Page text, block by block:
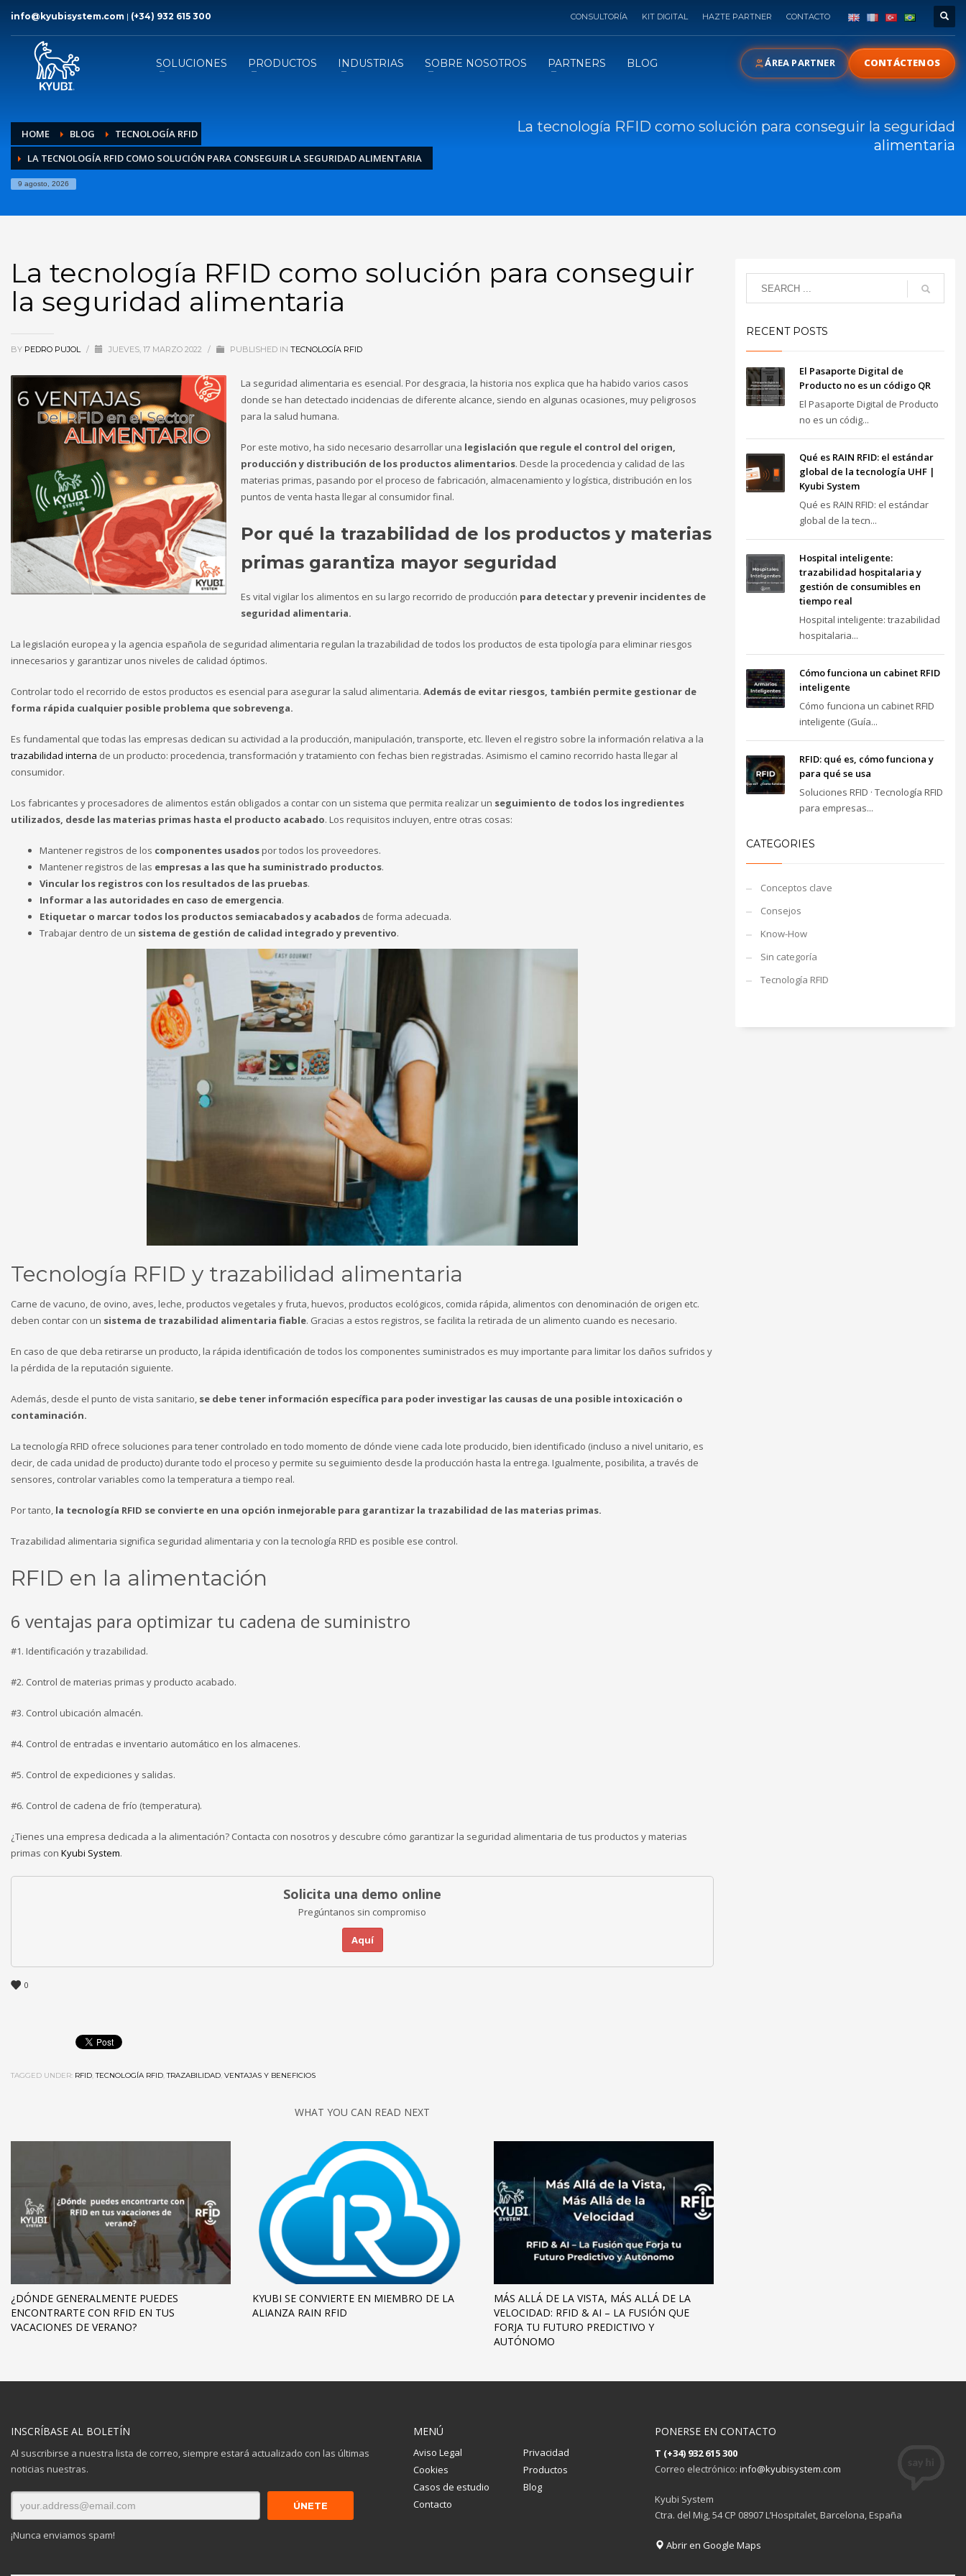
info@kyubisystem.com | (+34) 932 615 300 CONSULTORÍA KIT DIGITAL HAZTE PARTNER CONTACTO
SOLUCIONES PRODUCTOS INDUSTRIAS SOBRE NOSOTROS PARTNERS BLOG ÁREA PARTNER CONTÁCTENOS
HOME BLOG
TECNOLOGÍA RFID
LA TECNOLOGÍA RFID COMO SOLUCIÓN PARA CONSEGUIR LA SEGURIDAD ALIMENTARIA
9 agosto, 2026
La tecnología RFID como solución para conseguir la seguridad
alimentaria
La tecnología RFID como solución para conseguir
la seguridad alimentaria
BY PEDRO PUJOL / JUEVES, 17 MARZO 2022 / PUBLISHED IN TECNOLOGÍA RFID
La seguridad alimentaria es esencial. Por desgracia, la historia nos explica que ha habido varios casos
donde se han detectado incidencias de diferente alcance, siendo en algunas ocasiones, muy peligrosos
para la salud humana.
Por este motivo, ha sido necesario desarrollar una legislación que regule el control del origen,
producción y distribución de los productos alimentarios. Desde la procedencia y calidad de las
materias primas, pasando por el proceso de fabricación, almacenamiento y logística, distribución en los
puntos de venta hasta llegar al consumidor final.
Por qué la trazabilidad de los productos y materias
primas garantiza mayor seguridad
Es vital vigilar los alimentos en su largo recorrido de producción para detectar y prevenir incidentes de
seguridad alimentaria.
La legislación europea y la agencia española de seguridad alimentaria regulan la trazabilidad de todos los productos de esta tipología para eliminar riesgos
innecesarios y garantizar unos niveles de calidad óptimos.
Controlar todo el recorrido de estos productos es esencial para asegurar la salud alimentaria. Además de evitar riesgos, también permite gestionar de
forma rápida cualquier posible problema que sobrevenga.
Es fundamental que todas las empresas dedican su actividad a la producción, manipulación, transporte, etc. lleven el registro sobre la información relativa a la
trazabilidad interna de un producto: procedencia, transformación y tratamiento con fechas bien registradas. Asimismo el camino recorrido hasta llegar al
consumidor.
Los fabricantes y procesadores de alimentos están obligados a contar con un sistema que permita realizar un seguimiento de todos los ingredientes
utilizados, desde las materias primas hasta el producto acabado. Los requisitos incluyen, entre otras cosas:
Mantener registros de los componentes usadospor todos los proveedores.
Mantener registros de las empresas a las que ha suministrado productos.
Vincular los registros con los resultados de las pruebas.
Informar a las autoridades en caso de emergencia.
Etiquetar o marcar todos los productos semiacabados y acabados de forma adecuada.
Trabajar dentro de un sistema de gestión de calidad integrado y preventivo.
Tecnología RFID y trazabilidad alimentaria
Carne de vacuno, de ovino, aves, leche, productos vegetales y fruta, huevos, productos ecológicos, comida rápida, alimentos con denominación de origen etc.
deben contar con un sistema de trazabilidad alimentaria fiable. Gracias a estos registros, se facilita la retirada de un alimento cuando es necesario.
En caso de que deba retirarse un producto, la rápida identificación de todos los componentes suministrados es muy importante para limitar los daños sufridos y
la pérdida de la reputación siguiente.
Además, desde el punto de vista sanitario, se debe tener información específica para poder investigar las causas de una posible intoxicación o
contaminación.
La tecnología RFID ofrece soluciones para tener controlado en todo momento de dónde viene cada lote producido, bien identificado (incluso a nivel unitario, es
decir, de cada unidad de producto) durante todo el proceso y permite su seguimiento desde la producción hasta la entrega. Igualmente, posibilita, a través de
sensores, controlar variables como la temperatura a tiempo real.
Por tanto, la tecnología RFID se convierte en una opción inmejorable para garantizar la trazabilidad de las materias primas.
Trazabilidad alimentaria significa seguridad alimentaria y con la tecnología RFID es posible ese control.
RFID en la alimentación
6 ventajas para optimizar tu cadena de suministro
#1. Identificación y trazabilidad.
#2. Control de materias primas y producto acabado.
#3. Control ubicación almacén.
#4. Control de entradas e inventario automático en los almacenes.
#5. Control de expediciones y salidas.
#6. Control de cadena de frío (temperatura).
¿Tienes una empresa dedicada a la alimentación? Contacta con nosotros y descubre cómo garantizar la seguridad alimentaria de tus productos y materias
primas con Kyubi System.
Solicita una demo online
Pregúntanos sin compromiso
Aquí
0
TAGGED UNDER: RFID,TECNOLOGÍA RFID,TRAZABILIDAD, VENTAJAS Y BENEFICIOS
WHAT YOU CAN READ NEXT
¿DÓNDE GENERALMENTE PUEDES
ENCONTRARTE CON RFID EN TUS
VACACIONES DE VERANO?
KYUBI SE CONVIERTE EN MIEMBRO DE LA
ALIANZA RAIN RFID
MÁS ALLÁ DE LA VISTA, MÁS ALLÁ DE LA
VELOCIDAD: RFID & AI – LA FUSIÓN QUE
FORJA TU FUTURO PREDICTIVO Y
AUTÓNOMO
RECENT POSTS
El Pasaporte Digital de
Producto no es un código QR
El Pasaporte Digital de Producto
no es un códig...
Qué es RAIN RFID: el estándar
global de la tecnología UHF |
Kyubi System
Qué es RAIN RFID: el estándar
global de la tecn...
Hospital inteligente:
trazabilidad hospitalaria y
gestión de consumibles en
tiempo real
Hospital inteligente: trazabilidad
hospitalaria...
Cómo funciona un cabinet RFID
inteligente
Cómo funciona un cabinet RFID
inteligente (Guía...
RFID: qué es, cómo funciona y
para qué se usa
Soluciones RFID · Tecnología RFID
para empresas...
CATEGORIES
Conceptos clave
Consejos
Know-How
Sin categoría
Tecnología RFID
INSCRÍBASE AL BOLETÍN
Al suscribirse a nuestra lista de correo, siempre estará actualizado con las últimas
noticias nuestras.
¡Nunca enviamos spam!
MENÚ
Aviso Legal
Privacidad
Cookies
Productos
Casos de estudio
Blog
Contacto
PONERSE EN CONTACTO
T (+34) 932 615 300
Correo electrónico: info@kyubisystem.com
Kyubi System
Ctra. del Mig, 54 CP 08907 L’Hospitalet, Barcelona, España
Abrir en Google Maps